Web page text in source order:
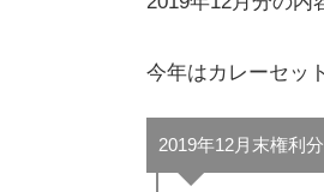
今年はカレーセット
2019年12月末権利